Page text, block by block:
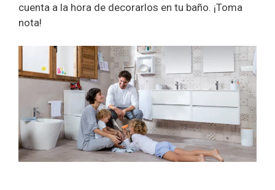
cuenta a la hora de decorarlos en tu baño. ¡Toma
nota!